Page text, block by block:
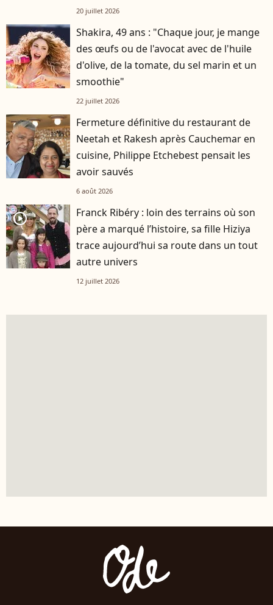
20 juillet 2026
Shakira, 49 ans : "Chaque jour, je mange
des œufs ou de l'avocat avec de l'huile
d'olive, de la tomate, du sel marin et un
smoothie"
22 juillet 2026
Fermeture définitive du restaurant de
Neetah et Rakesh après Cauchemar en
cuisine, Philippe Etchebest pensait les
avoir sauvés
6 août 2026
player2
Franck Ribéry : loin des terrains où son
père a marqué l’histoire, sa fille Hiziya
trace aujourd’hui sa route dans un tout
autre univers
12 juillet 2026